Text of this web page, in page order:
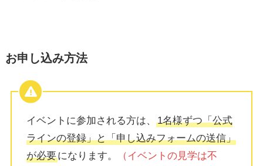
お申し込み方法
イベントに参加される方は、1名様ずつ「公式
ラインの登録」と「申し込みフォームの送信」
が必要になります。 （イベントの見学は不